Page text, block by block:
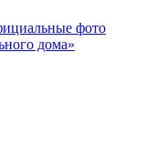
фото
дома»